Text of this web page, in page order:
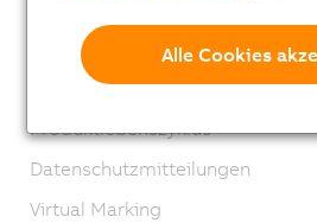
Impressum
Produktlebenszyklus
Datenschutzmitteilungen
Virtual Marking
Alle Cookies